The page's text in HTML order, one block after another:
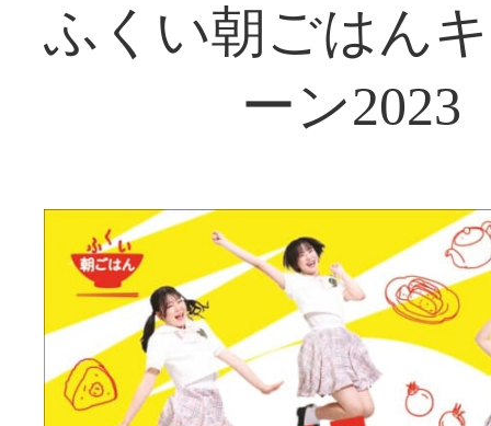
ふくい朝ごはん
ーン2023